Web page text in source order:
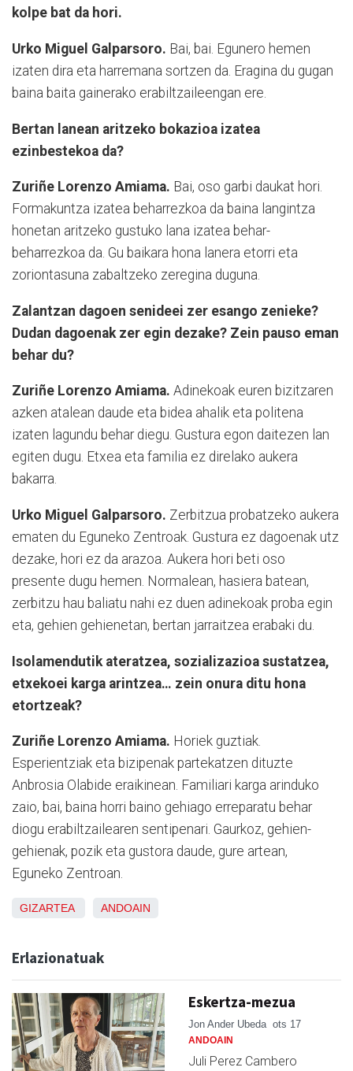
kolpe bat da hori.
Urko Miguel Galparsoro. Bai, bai. Egunero hemen
izaten dira eta harremana sortzen da. Eragina du gugan
baina baita gainerako erabiltzaileengan ere.
Bertan lanean aritzeko bokazioa izatea
ezinbestekoa da?
Zuriñe Lorenzo Amiama. Bai, oso garbi daukat hori.
Formakuntza izatea beharrezkoa da baina langintza
honetan aritzeko gustuko lana izatea behar-
beharrezkoa da. Gu baikara hona lanera etorri eta
zoriontasuna zabaltzeko zeregina duguna.
Zalantzan dagoen senideei zer esango zenieke?
Dudan dagoenak zer egin dezake? Zein pauso eman
behar du?
Zuriñe Lorenzo Amiama. Adinekoak euren bizitzaren
azken atalean daude eta bidea ahalik eta politena
izaten lagundu behar diegu. Gustura egon daitezen lan
egiten dugu. Etxea eta familia ez direlako aukera
bakarra.
Urko Miguel Galparsoro. Zerbitzua probatzeko aukera
ematen du Eguneko Zentroak. Gustura ez dagoenak utz
dezake, hori ez da arazoa. Aukera hori beti oso
presente dugu hemen. Normalean, hasiera batean,
zerbitzu hau baliatu nahi ez duen adinekoak proba egin
eta, gehien gehienetan, bertan jarraitzea erabaki du.
Isolamendutik ateratzea, sozializazioa sustatzea,
etxekoei karga arintzea… zein onura ditu hona
etortzeak?
Zuriñe Lorenzo Amiama. Horiek guztiak.
Esperientziak eta bizipenak partekatzen dituzte
Anbrosia Olabide eraikinean. Familiari karga arinduko
zaio, bai, baina horri baino gehiago erreparatu behar
diogu erabiltzailearen sentipenari. Gaurkoz, gehien-
gehienak, pozik eta gustora daude, gure artean,
Eguneko Zentroan.
GIZARTEA ANDOAIN
Erlazionatuak
Eskertza-mezua
Jon Ander Ubeda ots 17
ANDOAIN
Juli Perez Cambero